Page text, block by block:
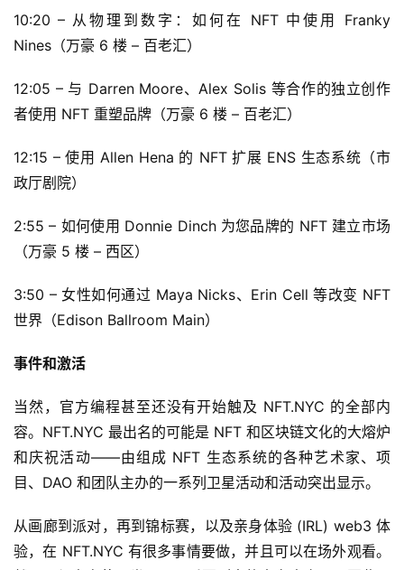
10:20 – 从物理到数字：如何在 NFT 中使用 Franky
Nines（万豪 6 楼 – 百老汇）
12:05 – 与 Darren Moore、Alex Solis 等合作的独立创作
者使用 NFT 重塑品牌（万豪 6 楼 – 百老汇）
12:15 – 使用 Allen Hena 的 NFT 扩展 ENS 生态系统（市
政厅剧院）
2:55 – 如何使用 Donnie Dinch 为您品牌的 NFT 建立市场
（万豪 5 楼 – 西区）
3:50 – 女性如何通过 Maya Nicks、Erin Cell 等改变 NFT
世界（Edison Ballroom Main）
事件和激活
当然，官方编程甚至还没有开始触及 NFT.NYC 的全部内
容。NFT.NYC 最出名的可能是 NFT 和区块链文化的大熔炉
和庆祝活动——由组成 NFT 生态系统的各种艺术家、项
目、DAO 和团队主办的一系列卫星活动和活动突出显示。
从画廊到派对，再到锦标赛，以及亲身体验 (IRL) web3 体
验，在 NFT.NYC 有很多事情要做，并且可以在场外观看。